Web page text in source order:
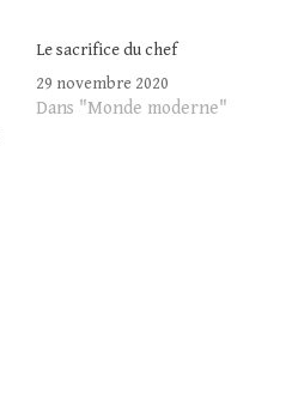
Le sacrifice du chef
29 novembre 2020
Dans "Monde moderne"